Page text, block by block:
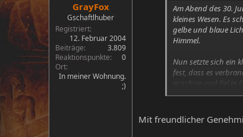
GrayFox
Gschaftlhuber
Registriert
12. Februar 2004
Beiträge
3.809
Reaktionspunkte
0
Ort
In meiner Wohnung.
;)
Am Abend des 30.
kleines Wesen. Es
gelbe und blaue
Himmel.
Nun setzte sich ein
fest, dass es
er schrie und fiel
Begegnung ähnlich.
Mit freundlicher